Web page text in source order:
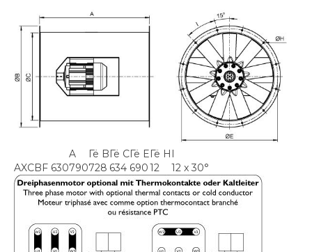
A Гё BГё CГё EГё H I
AXCBF 630790728 634 69012 12 x 30°